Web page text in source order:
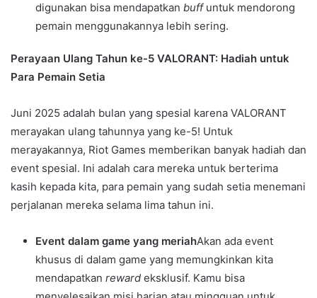
digunakan bisa mendapatkan buffuntuk mendorong
pemain menggunakannya lebih sering.
Perayaan Ulang Tahun ke-5 VALORANT: Hadiah untuk
Para Pemain Setia
Juni 2025 adalah bulan yang spesial karena VALORANT
merayakan ulang tahunnya yang ke-5! Untuk
merayakannya, Riot Games memberikan banyak hadiah dan
event spesial. Ini adalah cara mereka untuk berterima
kasih kepada kita, para pemain yang sudah setia menemani
perjalanan mereka selama lima tahun ini.
Event dalam game yang meriahAkan ada event
khusus di dalam game yang memungkinkan kita
mendapatkan reward eksklusif. Kamu bisa